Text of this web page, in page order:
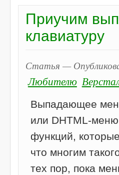
Приучим
клавиатуру
Статья —
Любителю
Выпадающее
или DHTML-
функций,
что многим
тех пор, пока